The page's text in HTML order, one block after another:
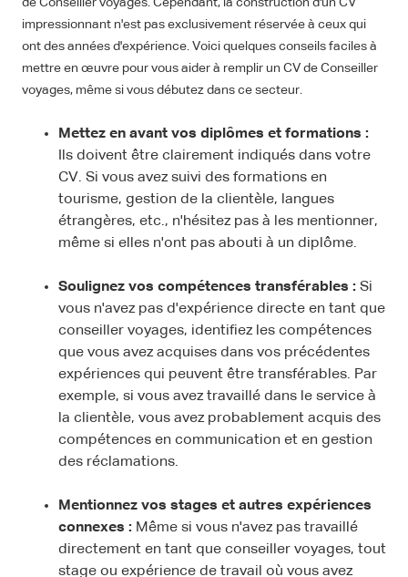
de Conseiller voyages. Cependant, la construction d'un CV
impressionnant n'est pas exclusivement réservée à ceux qui
ont des années d'expérience. Voici quelques conseils faciles à
mettre en œuvre pour vous aider à remplir un CV de Conseiller
voyages, même si vous débutez dans ce secteur.
Mettez en avant vos diplômes et formations :
Ils doivent être clairement indiqués dans votre
CV. Si vous avez suivi des formations en
tourisme, gestion de la clientèle, langues
étrangères, etc., n'hésitez pas à les mentionner,
même si elles n'ont pas abouti à un diplôme.
Soulignez vos compétences transférables : Si
vous n'avez pas d'expérience directe en tant que
conseiller voyages, identifiez les compétences
que vous avez acquises dans vos précédentes
expériences qui peuvent être transférables. Par
exemple, si vous avez travaillé dans le service à
la clientèle, vous avez probablement acquis des
compétences en communication et en gestion
des réclamations.
Mentionnez vos stages et autres expériences
connexes : Même si vous n'avez pas travaillé
directement en tant que conseiller voyages, tout
stage ou expérience de travail où vous avez